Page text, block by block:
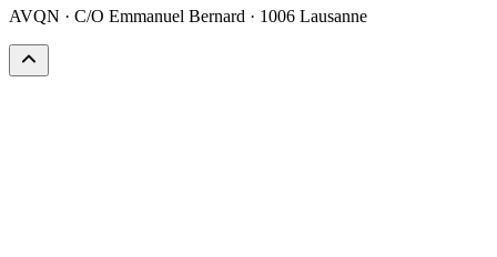
AVQN · C/O Emmanuel Bernard · 1006 Lausanne